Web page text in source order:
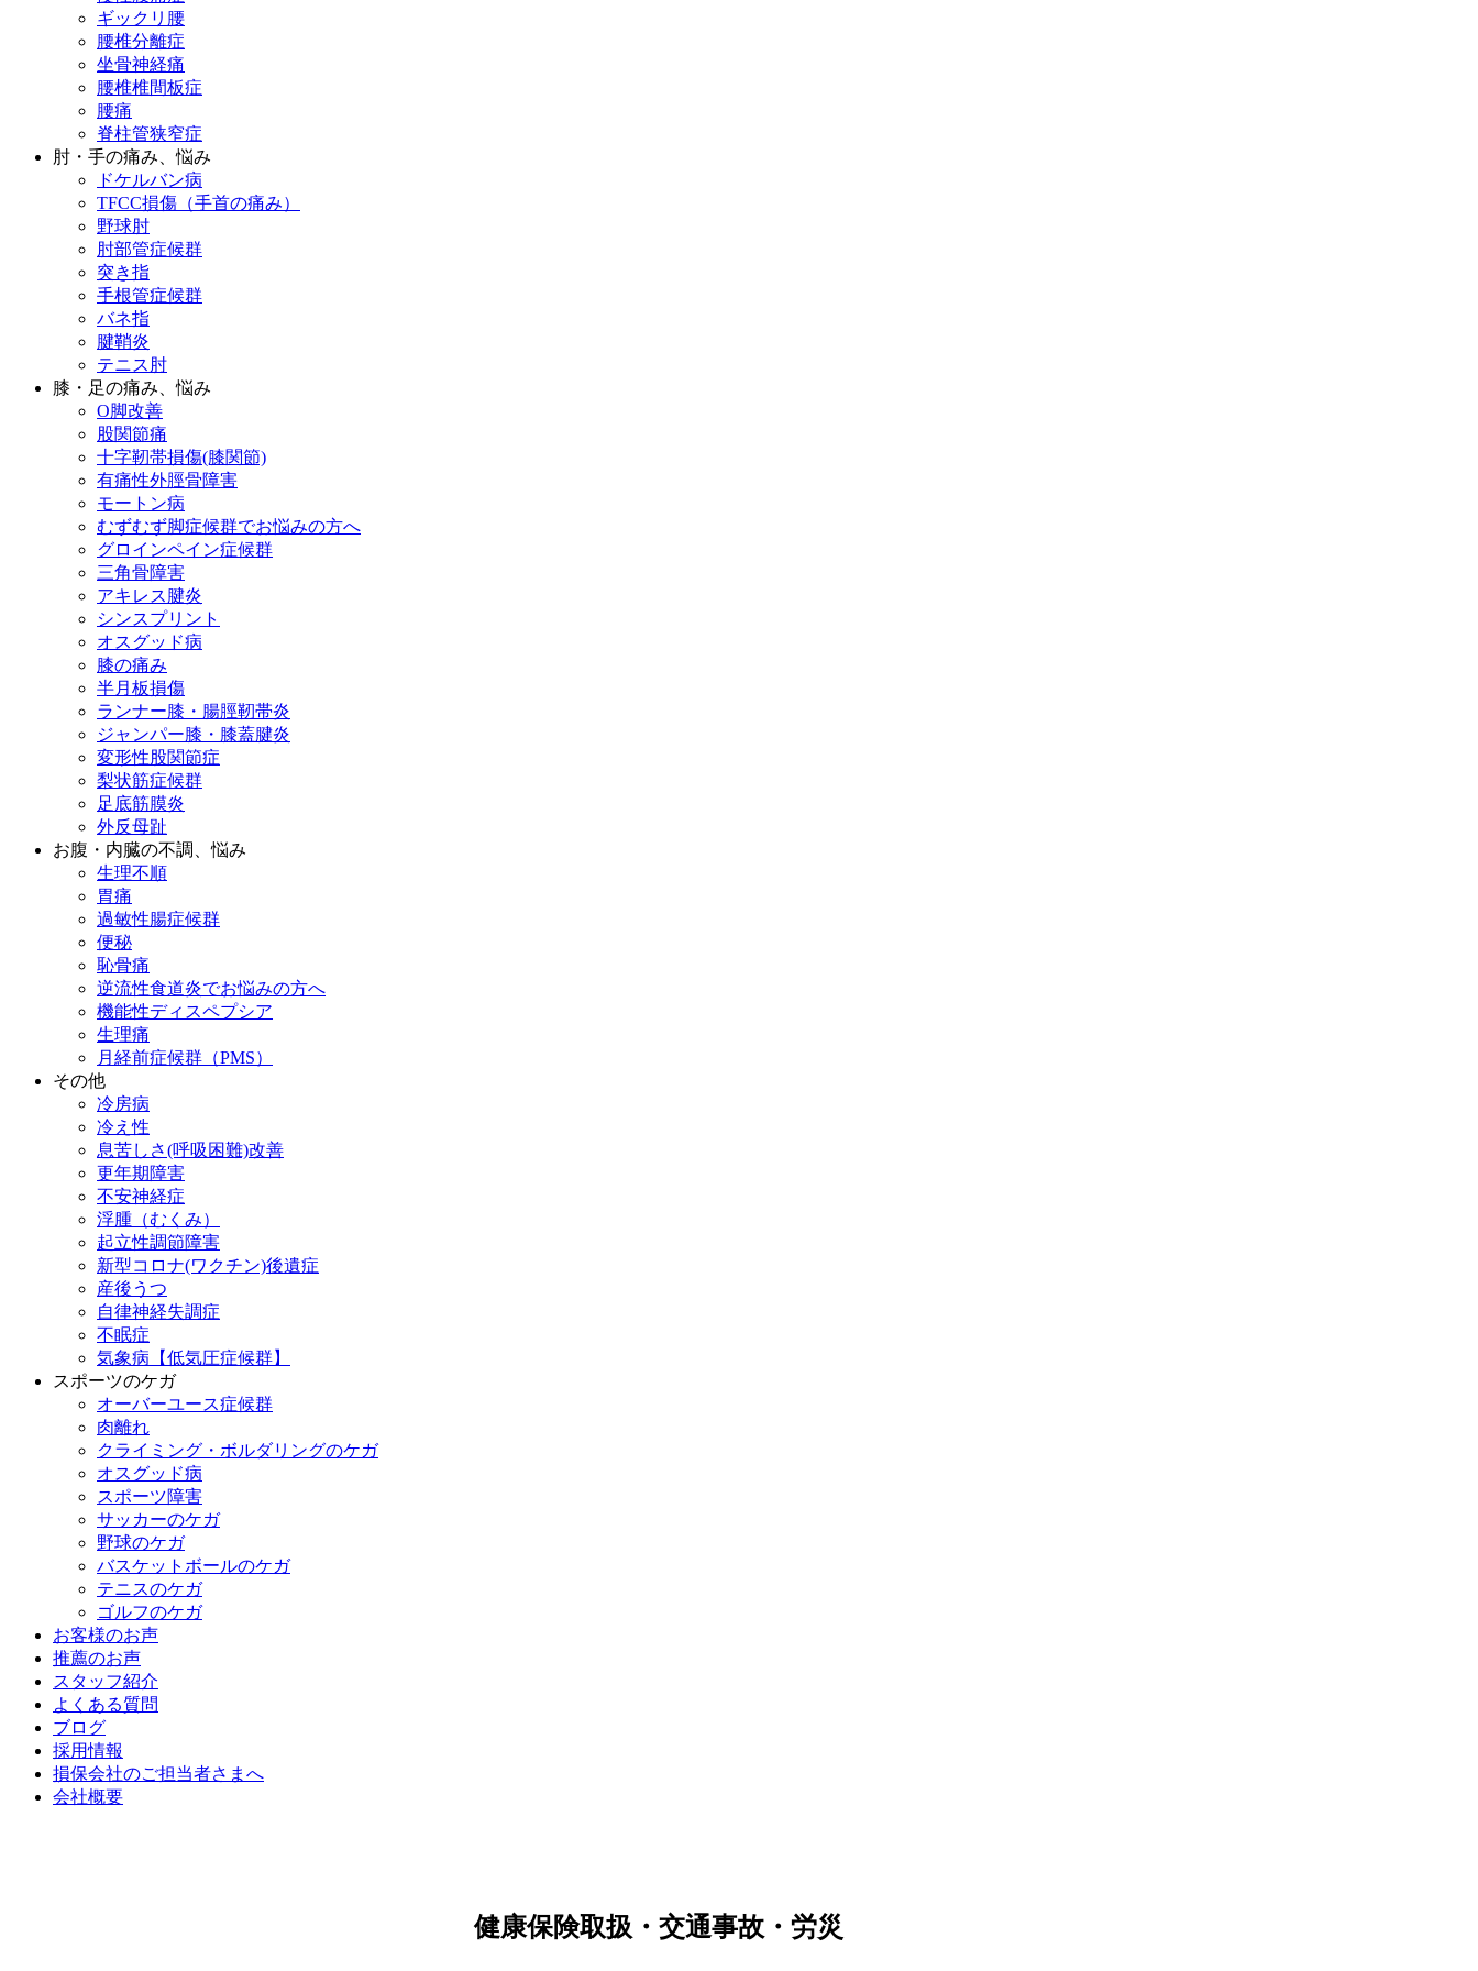
ギックリ腰
腰椎分離症
坐骨神経痛
腰椎椎間板症
腰痛
脊柱管狭窄症
肘・手の痛み、悩み
ドケルバン病
TFCC損傷（手首の痛み）
野球肘
肘部管症候群
突き指
手根管症候群
バネ指
腱鞘炎
テニス肘
膝・足の痛み、悩み
O脚改善
股関節痛
十字靭帯損傷(膝関節)
有痛性外脛骨障害
モートン病
むずむず脚症候群でお悩みの方へ
グロインペイン症候群
三角骨障害
アキレス腱炎
シンスプリント
オスグッド病
膝の痛み
半月板損傷
ランナー膝・腸脛靭帯炎
ジャンパー膝・膝蓋腱炎
変形性股関節症
梨状筋症候群
足底筋膜炎
外反母趾
お腹・内臓の不調、悩み
生理不順
胃痛
過敏性腸症候群
便秘
恥骨痛
逆流性食道炎でお悩みの方へ
機能性ディスペプシア
生理痛
月経前症候群（PMS）
その他
冷房病
冷え性
息苦しさ(呼吸困難)改善
更年期障害
不安神経症
浮腫（むくみ）
起立性調節障害
新型コロナ(ワクチン)後遺症
産後うつ
自律神経失調症
不眠症
気象病【低気圧症候群】
スポーツのケガ
オーバーユース症候群
肉離れ
クライミング・ボルダリングのケガ
オスグッド病
スポーツ障害
サッカーのケガ
野球のケガ
バスケットボールのケガ
テニスのケガ
ゴルフのケガ
お客様のお声
推薦のお声
スタッフ紹介
よくある質問
ブログ
採用情報
損保会社のご担当者さまへ
会社概要
健康保険取扱・交通事故・労災